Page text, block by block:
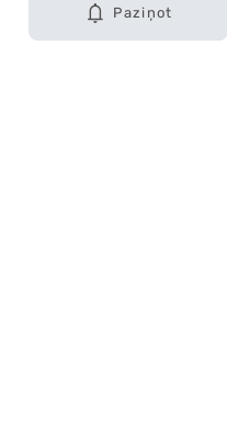
Paziņot